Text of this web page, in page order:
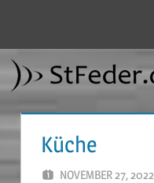
springen
Küche
NOVEMBER 27, 2022